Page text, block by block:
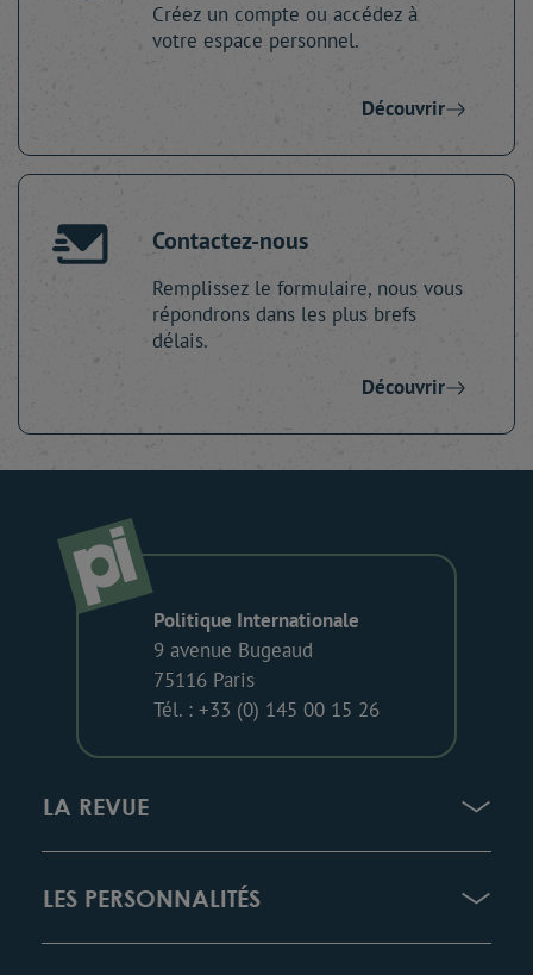
Créez un compte ou accédez à
votre espace personnel.
Découvrir
Contactez-nous
Remplissez le formulaire, nous vous
répondrons dans les plus brefs
délais.
Découvrir
Politique Internationale
9 avenue Bugeaud
75116 Paris
Tél. : +33 (0) 145 00 15 26
LA REVUE
LES PERSONNALITÉS